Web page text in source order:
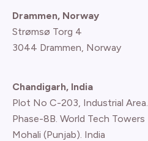
Drammen, Norway
Strømsø Torg 4
3044 Drammen, Norway
Chandigarh, India
Plot No C-203, Industrial Area.
Phase-8B. World Tech Towers
Mohali (Punjab). India